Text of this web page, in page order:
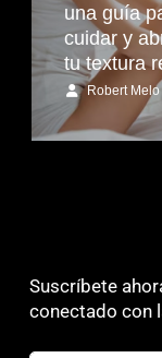
una guía
cuidar y
tu textura
Robert Melo
Suscríbete
conectado con